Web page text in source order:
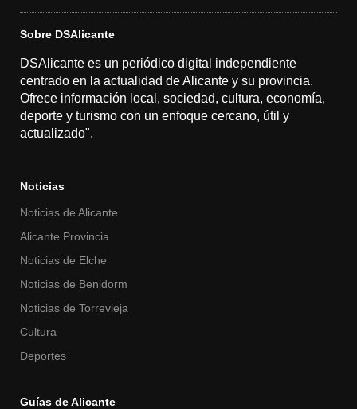
Sobre DSAlicante
DSAlicante es un periódico digital independiente
centrado en la actualidad de Alicante y su provincia.
Ofrece información local, sociedad, cultura, economía,
deporte y turismo con un enfoque cercano, útil y
actualizado".
Noticias
Noticias de Alicante
Alicante Provincia
Noticias de Elche
Noticias de Benidorm
Noticias de Torrevieja
Cultura
Deportes
Guías de Alicante